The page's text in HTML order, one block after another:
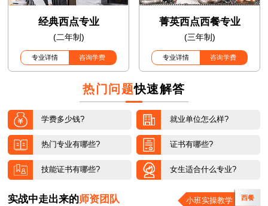
经典西点专业
(二年制)
专业详情 咨询学费
菁英西点西餐专业
(三年制)
专业详情 咨询学费
热门问题快速解答
学费多少钱? 就业单位怎么样?
热门专业有哪些? 证书有哪些?
技能证书有哪些? 女生适合什么专业?
实战中走出来的师资团队 小班实操教学 西餐